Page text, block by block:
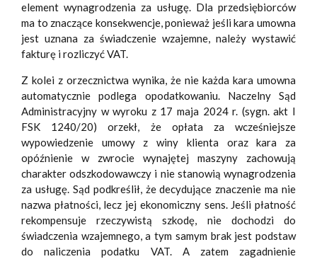
element wynagrodzenia za usługę. Dla przedsiębiorców
ma to znaczące konsekwencje, ponieważ jeśli kara umowna
jest uznana za świadczenie wzajemne, należy wystawić
fakturę i rozliczyć VAT.
Z kolei z orzecznictwa wynika, że nie każda kara umowna
automatycznie podlega opodatkowaniu. Naczelny Sąd
Administracyjny w wyroku z 17 maja 2024 r. (sygn. akt I
FSK 1240/20) orzekł, że opłata za wcześniejsze
wypowiedzenie umowy z winy klienta oraz kara za
opóźnienie w zwrocie wynajętej maszyny zachowują
charakter odszkodowawczy i nie stanowią wynagrodzenia
za usługę. Sąd podkreślił, że decydujące znaczenie ma nie
nazwa płatności, lecz jej ekonomiczny sens. Jeśli płatność
rekompensuje rzeczywistą szkodę, nie dochodzi do
świadczenia wzajemnego, a tym samym brak jest podstaw
do naliczenia podatku VAT. A zatem zagadnienie